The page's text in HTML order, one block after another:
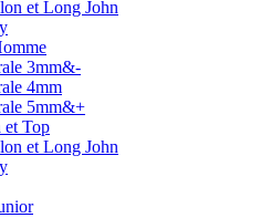
et Long John
3mm&-
4mm
5mm&+
et Top
et Long John